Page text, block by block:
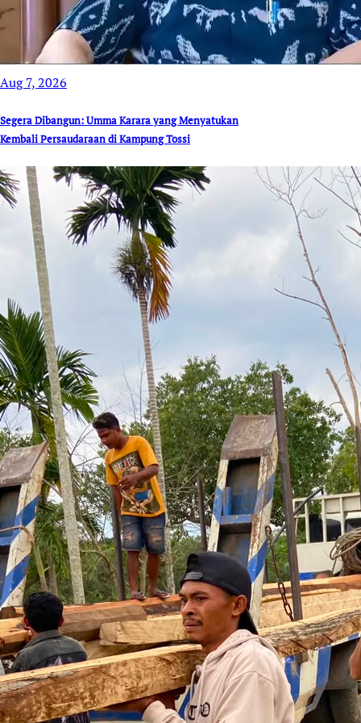
Aug 7, 2026
Segera Dibangun: Umma Karara yang Menyatukan
Kembali Persaudaraan di Kampung Tossi